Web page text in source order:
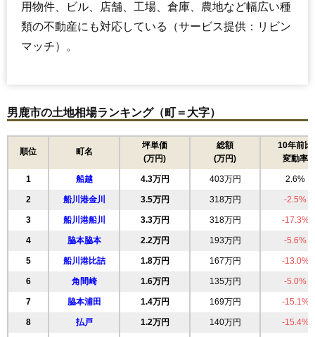
用物件、ビル、店舗、工場、倉庫、農地など幅広い種
類の不動産にも対応している（サービス提供：リビン
マッチ）。
男鹿市の土地相場ランキング（町＝大字）
順位 町名
坪単価
(万円)
総額
(万円)
10年前比
変動率
1 船越 4.3万円 403万円 2.6%
2 船川港金川 3.5万円 318万円 -2.5%
3 船川港船川 3.3万円 318万円 -17.3%
4 脇本脇本 2.2万円 193万円 -5.6%
5 船川港比詰 1.8万円 167万円 -13.0%
6 角間崎 1.6万円 135万円 -5.0%
7 脇本浦田 1.4万円 169万円 -15.1%
8 払戸 1.2万円 140万円 -15.4%